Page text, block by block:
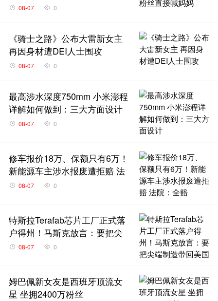
08-07 0
《骑士之路》公布大雷新女主
再因身材遭DEI人士围攻
08-07 0
最高涉水深度750mm 小米澎程
详解如何做到：三大方面设计
08-07 0
修车报价18万、保额只有6万！
新能源车主涉水报废遭拒赔 法
院：全赔
08-07 0
特斯拉Terafab芯片工厂正式落
户得州！马斯克放言：要把尖
端制造带回美国
08-07 0
姆巴佩新女友是西班牙顶流女
星 坐拥2400万粉丝